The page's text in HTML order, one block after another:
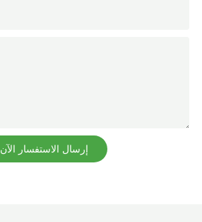
إرسال الاستفسار الآن